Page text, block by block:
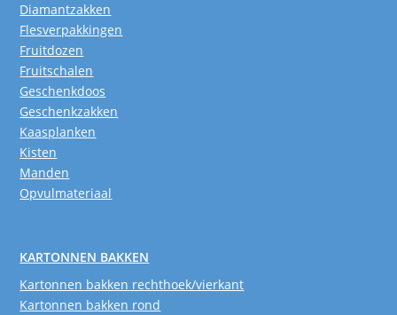
Diamantzakken
Flesverpakkingen
Fruitdozen
Fruitschalen
Geschenkdoos
Geschenkzakken
Kaasplanken
Kisten
Manden
Opvulmateriaal
KARTONNEN BAKKEN
Kartonnen bakken rechthoek/vierkant
Kartonnen bakken rond